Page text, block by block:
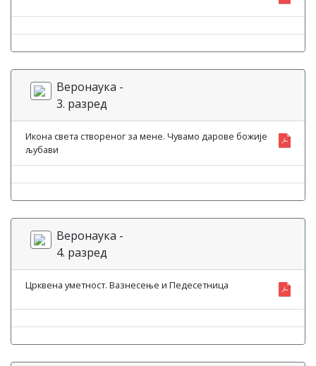
Веронаука -
3. разред
Икона света створеног за мене. Чувамо дарове божије
љубави
Веронаука -
4. разред
Црквена уметност. Вазнесење и Педесетница